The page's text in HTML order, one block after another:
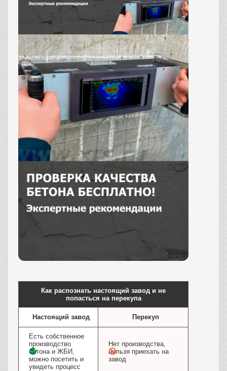
Как распознать настоящий завод и не
попасться на перекупа
Настоящий завод Перекуп
Есть собственное
производство
бетона и ЖБИ,
можно посетить и
увидеть процесс
Нет производства,
нельзя приехать на
завод